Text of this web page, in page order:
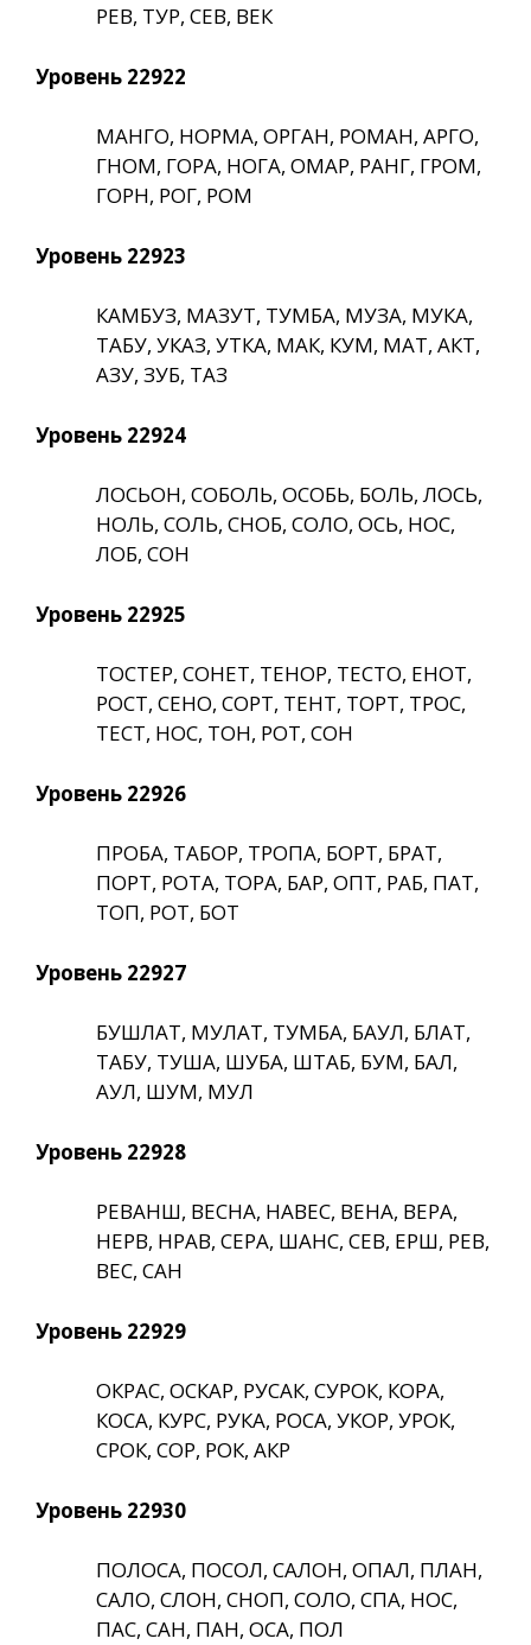
РЕВ, ТУР, СЕВ, ВЕК
Уровень 22922
МАНГО, НОРМА, ОРГАН, РОМАН, АРГО,
ГНОМ, ГОРА, НОГА, ОМАР, РАНГ, ГРОМ,
ГОРН, РОГ, РОМ
Уровень 22923
КАМБУЗ, МАЗУТ, ТУМБА, МУЗА, МУКА,
ТАБУ, УКАЗ, УТКА, МАК, КУМ, МАТ, АКТ,
АЗУ, ЗУБ, ТАЗ
Уровень 22924
ЛОСЬОН, СОБОЛЬ, ОСОБЬ, БОЛЬ, ЛОСЬ,
НОЛЬ, СОЛЬ, СНОБ, СОЛО, ОСЬ, НОС,
ЛОБ, СОН
Уровень 22925
ТОСТЕР, СОНЕТ, ТЕНОР, ТЕСТО, ЕНОТ,
РОСТ, СЕНО, СОРТ, ТЕНТ, ТОРТ, ТРОС,
ТЕСТ, НОС, ТОН, РОТ, СОН
Уровень 22926
ПРОБА, ТАБОР, ТРОПА, БОРТ, БРАТ,
ПОРТ, РОТА, ТОРА, БАР, ОПТ, РАБ, ПАТ,
ТОП, РОТ, БОТ
Уровень 22927
БУШЛАТ, МУЛАТ, ТУМБА, БАУЛ, БЛАТ,
ТАБУ, ТУША, ШУБА, ШТАБ, БУМ, БАЛ,
АУЛ, ШУМ, МУЛ
Уровень 22928
РЕВАНШ, ВЕСНА, НАВЕС, ВЕНА, ВЕРА,
НЕРВ, НРАВ, СЕРА, ШАНС, СЕВ, ЕРШ, РЕВ,
ВЕС, САН
Уровень 22929
ОКРАС, ОСКАР, РУСАК, СУРОК, КОРА,
КОСА, КУРС, РУКА, РОСА, УКОР, УРОК,
СРОК, СОР, РОК, АКР
Уровень 22930
ПОЛОСА, ПОСОЛ, САЛОН, ОПАЛ, ПЛАН,
САЛО, СЛОН, СНОП, СОЛО, СПА, НОС,
ПАС, САН, ПАН, ОСА, ПОЛ